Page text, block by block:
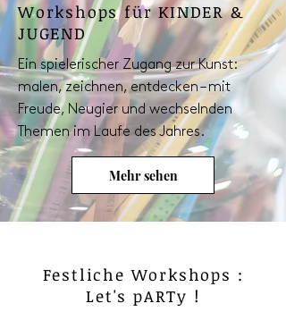
Workshops für KINDER &
JUGEND
Ein spielerischer Zugang zur Kunst:
malen, zeichnen, entdecken – mit
Freude, Neugier und wechselnden
Themen im Laufe des Jahres.
Mehr sehen
Festliche Workshops :
Let's pARTy !